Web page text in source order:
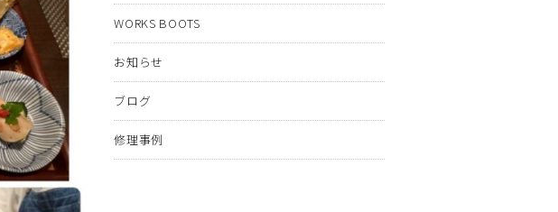
WORKS BOOTS
お知らせ
ブログ
修理事例